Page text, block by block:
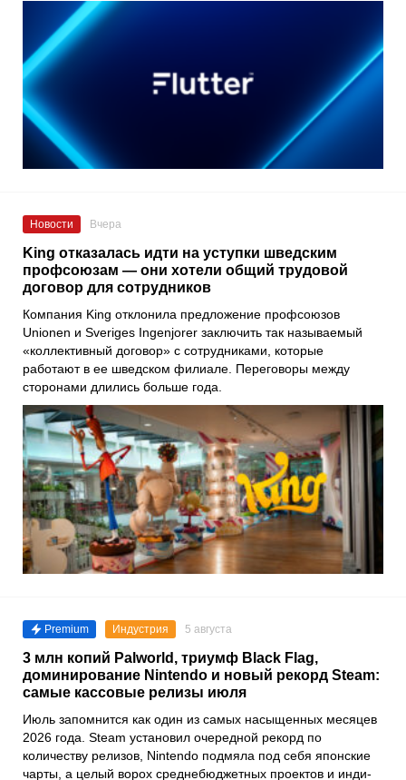
Новости Вчера
King отказалась идти на уступки шведским
профсоюзам — они хотели общий трудовой
договор для сотрудников
Компания King отклонила предложение профсоюзов
Unionen и Sveriges Ingenjorer заключить так называемый
«коллективный договор» с сотрудниками, которые
работают в ее шведском филиале. Переговоры между
сторонами длились больше года.
Premium Индустрия 5 августа
3 млн копий Palworld, триумф Black Flag,
доминирование Nintendo и новый рекорд Steam:
самые кассовые релизы июля
Июль запомнится как один из самых насыщенных месяцев
2026 года. Steam установил очередной рекорд по
количеству релизов, Nintendo подмяла под себя японские
чарты, а целый ворох среднебюджетных проектов и инди-